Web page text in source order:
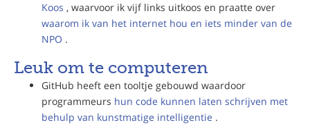
Koos , waarvoor ik vijf links uitkoos en praatte over
waarom ik van het internet hou en iets minder van de
NPO .
Leuk om te computeren
GitHub heeft een tooltje gebouwd waardoor
programmeurs hun code kunnen laten schrijven met
behulp van kunstmatige intelligentie .